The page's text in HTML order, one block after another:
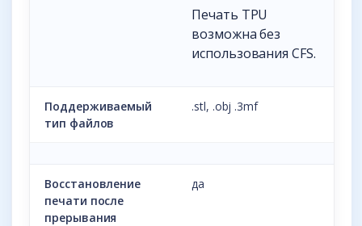
Печать TPU
возможна без
использования CFS.
Поддерживаемый
тип файлов
.stl, .obj .3mf
Восстановление
печати после
прерывания
да